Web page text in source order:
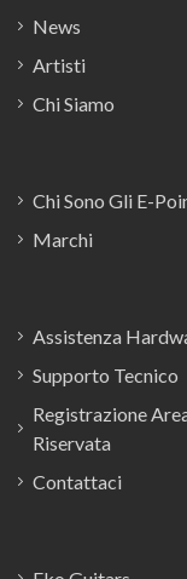
News
Artisti
Chi Siamo
Chi Sono Gli E-
Marchi
Assistenza
Supporto Tecnico
Registrazione
Riservata
Contattaci